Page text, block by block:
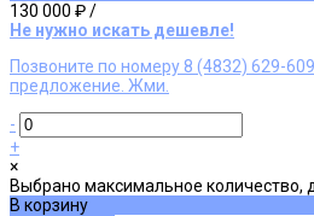
130 000 ₽/
Не нужно искать дешевле!
Позвоните по номеру 8 (4832) 629-
предложение. Жми.
-
+
×
Выбрано максимальное количество,
В корзину